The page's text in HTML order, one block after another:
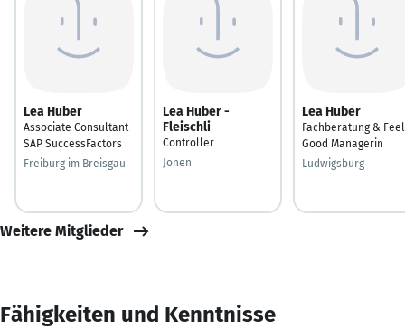
Lea Huber
Associate Consultant
SAP SuccessFactors
Freiburg im Breisgau
Lea Huber -
Fleischli
Controller
Jonen
Lea Huber
Fachberatung & Feel
Good Managerin
Ludwigsburg
Weitere Mitglieder
Fähigkeiten und Kenntnisse